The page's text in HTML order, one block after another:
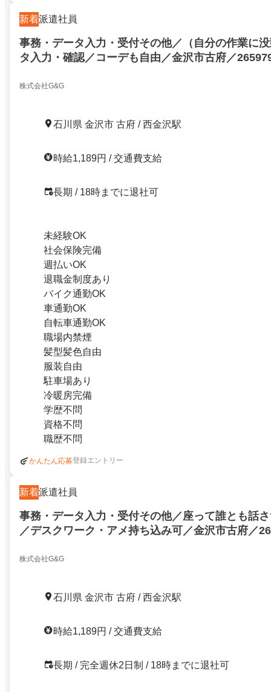
新着派遣社員
事務・データ入力・受付その他／（自分の作業に
タ入力・確認／コーデも自由／金沢市古府／
株式会社G&G
石川県 金沢市 古府 / 西金沢駅
時給1,189円 / 交通費支給
長期 / 18時までに退社可
未経験OK
社会保険完備
週払いOK
退職金制度あり
バイク通勤OK
車通勤OK
自転車通勤OK
職場内禁煙
髪型髪色自由
服装自由
駐車場あり
冷暖房完備
学歴不問
資格不問
職歴不問
かんたん応募登録エントリー
新着派遣社員
事務・データ入力・受付その他／座って誰とも話
／デスクワーク・アメ持ち込み可／金沢市古府／
株式会社G&G
石川県 金沢市 古府 / 西金沢駅
時給1,189円 / 交通費支給
長期 / 完全週休2日制 / 18時までに退社可